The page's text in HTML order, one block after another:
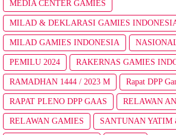
MEDIA CENTER GAMIES
MILAD & DEKLARASI GAMIES
MILAD GAMIES INDONESIA
PEMILU 2024 RAKERNAS GAMIES
RAMADHAN 1444 / 2023 M Rapat DPP
RAPAT PLENO DPP GAAS RELAWAN
RELAWAN GAMIES SANTUNAN YATIM